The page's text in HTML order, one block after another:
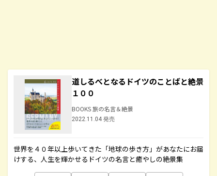
道しるべとなるドイツのことばと絶景
１００
BOOKS 旅の名言＆絶景
2022.11.04 発売
世界を４０年以上歩いてきた「地球の歩き方」があなたにお届
けする、人生を輝かせるドイツの名言と癒やしの絶景集